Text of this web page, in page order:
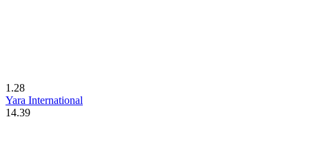
1.28
Yara International
14.39